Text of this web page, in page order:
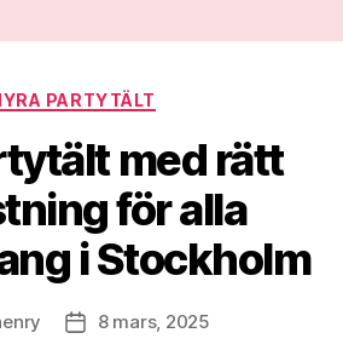
Kategorier
PARTYTÄLT
med rätt
för alla
i Stockholm
Inläggsdatum
8 mars, 2025